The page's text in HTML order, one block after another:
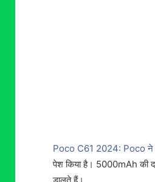
Poco C61 2024: Poco ने
पेश किया है। 5000mAh की